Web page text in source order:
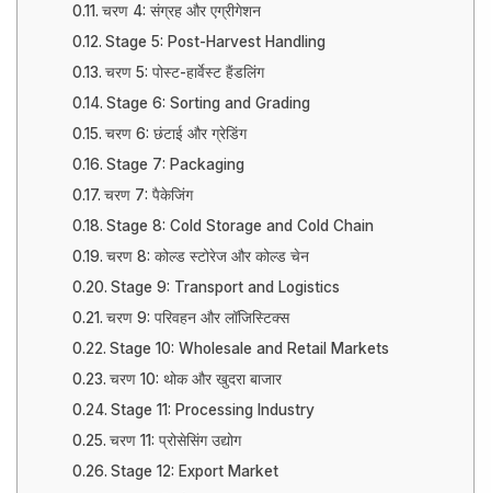
चरण 4: संग्रह और एग्रीगेशन
Stage 5: Post-Harvest Handling
चरण 5: पोस्ट-हार्वेस्ट हैंडलिंग
Stage 6: Sorting and Grading
चरण 6: छंटाई और ग्रेडिंग
Stage 7: Packaging
चरण 7: पैकेजिंग
Stage 8: Cold Storage and Cold Chain
चरण 8: कोल्ड स्टोरेज और कोल्ड चेन
Stage 9: Transport and Logistics
चरण 9: परिवहन और लॉजिस्टिक्स
Stage 10: Wholesale and Retail Markets
चरण 10: थोक और खुदरा बाजार
Stage 11: Processing Industry
चरण 11: प्रोसेसिंग उद्योग
Stage 12: Export Market